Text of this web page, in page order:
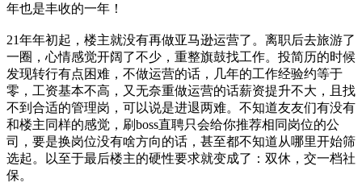
年也是丰收的一年！
21年年初起，楼主就没有再做亚马逊运营了。离职后去旅游了
一圈，心情感觉开阔了不少，重整旗鼓找工作。投简历的时候
发现转行有点困难，不做运营的话，几年的工作经验约等于
零，工资基本不高，又无奈重做运营的话薪资提升不大，且找
不到合适的管理岗，可以说是进退两难。不知道友友们有没有
和楼主同样的感觉，刷boss直聘只会给你推荐相同岗位的公
司，要是换岗位没有啥方向的话，甚至都不知道从哪里开始筛
选起。以至于最后楼主的硬性要求就变成了：双休，交一档社
保。